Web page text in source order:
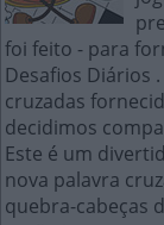
foi feito - para
Desafios Diários
cruzadas
decidimos
Este é um
nova palavra
quebra-cabeças